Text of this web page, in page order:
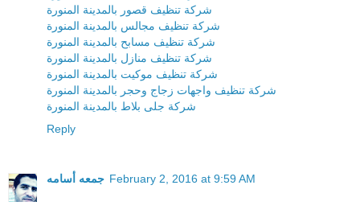
شركة تنظيف قصور بالمدينة المنورة
شركة تنظيف مجالس بالمدينة المنورة
شركة تنظيف مسابح بالمدينة المنورة
شركة تنظيف منازل بالمدينة المنورة
شركة تنظيف موكيت بالمدينة المنورة
شركة تنظيف واجهات زجاج وحجر بالمدينة المنورة
شركة جلى بلاط بالمدينة المنورة
Reply
جمعه أسامه February 2, 2016 at 9:59 AM